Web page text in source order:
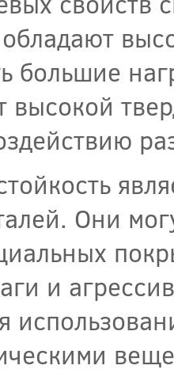
большие
высокой
Они
и